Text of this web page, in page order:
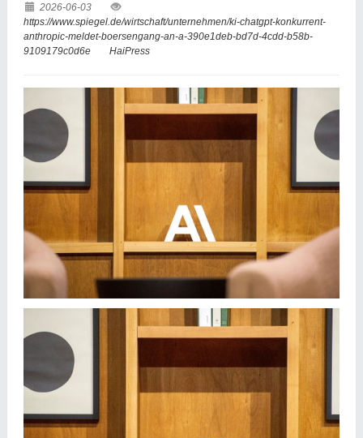
2026-06-03
https://www.spiegel.de/wirtschaft/unternehmen/ki-chatgpt-konkurrent-
anthropic-meldet-boersengang-an-a-390e1deb-bd7d-4cdd-b58b-
9109179c0d6e
HaiPress